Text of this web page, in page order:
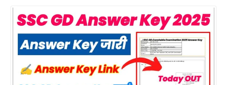
a
c
a
t
l
e
a
r